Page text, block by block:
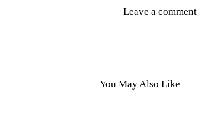
You May Also Like